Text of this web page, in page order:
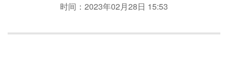
时间：2023年02月28日 15:53